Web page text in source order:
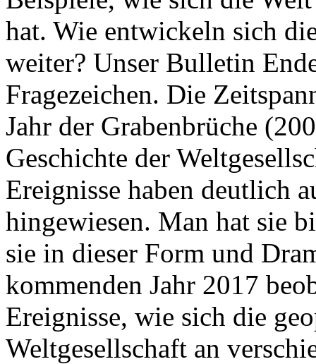
hat. Wie entwickeln sich
weiter? Unser Bulletin
Fragezeichen. Die
Jahr der Grabenbrüche
Geschichte der
Ereignisse haben deutlich
hingewiesen. Man hat sie
sie in dieser Form und
kommenden Jahr 2017
Ereignisse, wie sich die
Weltgesellschaft an